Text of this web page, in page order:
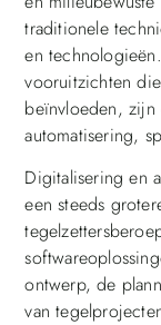
traditionele
en
vooruitzichten
beïnvloeden,
automatisering,
Digitalisering en
een steeds
ontwerp, de
van